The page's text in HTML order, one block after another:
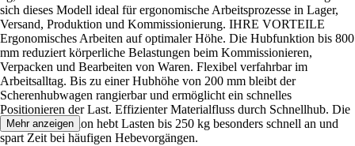
sich dieses Modell ideal für ergonomische Arbeitsprozesse in Lager,
Versand, Produktion und Kommissionierung. IHRE VORTEILE
Ergonomisches Arbeiten auf optimaler Höhe. Die Hubfunktion bis 800
mm reduziert körperliche Belastungen beim Kommissionieren,
Verpacken und Bearbeiten von Waren. Flexibel verfahrbar im
Arbeitsalltag. Bis zu einer Hubhöhe von 200 mm bleibt der
Scherenhubwagen rangierbar und ermöglicht ein schnelles
Positionieren der Last. Effizienter Materialfluss durch Schnellhub. Die
Speedlift-Funktion hebt Lasten bis 250 kg besonders schnell an und
spart Zeit bei häufigen Hebevorgängen.
Mehr anzeigen